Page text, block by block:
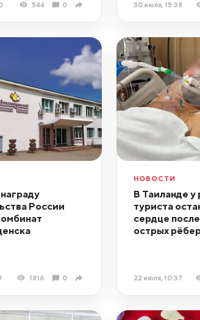
544 0 30 июля, 15:38
России
1816 0
НОВОСТИ
В Таиланде у
туриста
сердце
острых
22 июля, 10:37